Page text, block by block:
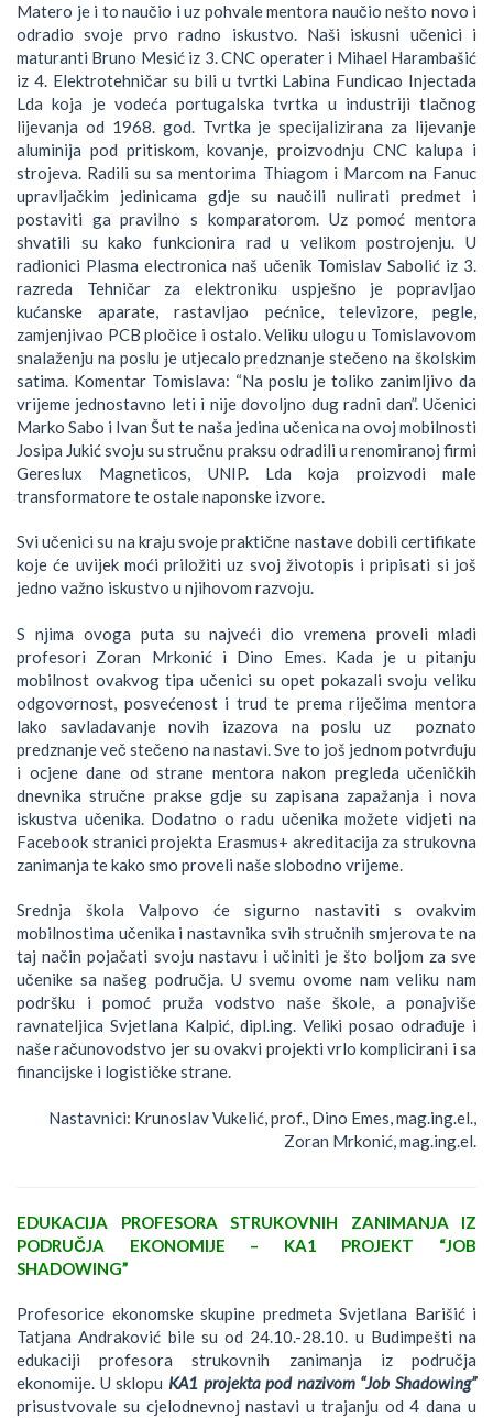
Matero je i to naučio i uz pohvale mentora naučio nešto novo i
odradio svoje prvo radno iskustvo. Naši iskusni učenici i
maturanti Bruno Mesić iz 3. CNC operater i Mihael Harambašić
iz 4. Elektrotehničar su bili u tvrtki Labina Fundicao Injectada
Lda koja je vodeća portugalska tvrtka u industriji tlačnog
lijevanja od 1968. god. Tvrtka je specijalizirana za lijevanje
aluminija pod pritiskom, kovanje, proizvodnju CNC kalupa i
strojeva. Radili su sa mentorima Thiagom i Marcom na Fanuc
upravljačkim jedinicama gdje su naučili nulirati predmet i
postaviti ga pravilno s komparatorom. Uz pomoć mentora
shvatili su kako funkcionira rad u velikom postrojenju. U
radionici Plasma electronica naš učenik Tomislav Sabolić iz 3.
razreda Tehničar za elektroniku uspješno je popravljao
kućanske aparate, rastavljao pećnice, televizore, pegle,
zamjenjivao PCB pločice i ostalo. Veliku ulogu u Tomislavovom
snalaženju na poslu je utjecalo predznanje stečeno na školskim
satima. Komentar Tomislava: “Na poslu je toliko zanimljivo da
vrijeme jednostavno leti i nije dovoljno dug radni dan”. Učenici
Marko Sabo i Ivan Šut te naša jedina učenica na ovoj mobilnosti
Josipa Jukić svoju su stručnu praksu odradili u renomiranoj firmi
Gereslux Magneticos, UNIP. Lda koja proizvodi male
transformatore te ostale naponske izvore.
Svi učenici su na kraju svoje praktične nastave dobili certifikate
koje će uvijek moći priložiti uz svoj životopis i pripisati si još
jedno važno iskustvo u njihovom razvoju.
S njima ovoga puta su najveći dio vremena proveli mladi
profesori Zoran Mrkonić i Dino Emes. Kada je u pitanju
mobilnost ovakvog tipa učenici su opet pokazali svoju veliku
odgovornost, posvećenost i trud te prema riječima mentora
lako savladavanje novih izazova na poslu uz poznato
predznanje več stečeno na nastavi. Sve to još jednom potvrđuju
i ocjene dane od strane mentora nakon pregleda učeničkih
dnevnika stručne prakse gdje su zapisana zapažanja i nova
iskustva učenika. Dodatno o radu učenika možete vidjeti na
Facebook stranici projekta Erasmus+ akreditacija za strukovna
zanimanja te kako smo proveli naše slobodno vrijeme.
Srednja škola Valpovo će sigurno nastaviti s ovakvim
mobilnostima učenika i nastavnika svih stručnih smjerova te na
taj način pojačati svoju nastavu i učiniti je što boljom za sve
učenike sa našeg područja. U svemu ovome nam veliku nam
podršku i pomoć pruža vodstvo naše škole, a ponajviše
ravnateljica Svjetlana Kalpić, dipl.ing. Veliki posao odrađuje i
naše računovodstvo jer su ovakvi projekti vrlo komplicirani i sa
financijske i logističke strane.
Nastavnici: Krunoslav Vukelić, prof., Dino Emes, mag.ing.el.,
Zoran Mrkonić, mag.ing.el.
EDUKACIJA PROFESORA STRUKOVNIH ZANIMANJA IZ
PODRUČJA EKONOMIJE – KA1 PROJEKT “JOB
SHADOWING”
Profesorice ekonomske skupine predmeta Svjetlana Barišić i
Tatjana Andraković bile su od 24.10.-28.10. u Budimpešti na
edukaciji profesora strukovnih zanimanja iz područja
ekonomije. U sklopu KA1 projekta pod nazivom “Job Shadowing”
prisustvovale su cjelodnevnoj nastavi u trajanju od 4 dana u